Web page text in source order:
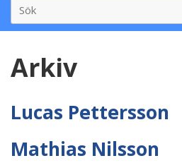
Arkiv
Lucas Pettersson
Mathias Nilsson